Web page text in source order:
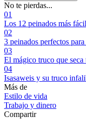
No te pierdas...
01
Los 12 peinados más
02
3 peinados perfectos
03
El mágico truco que seca
04
Isasaweis y su truco
Más de
Estilo de vida
Trabajo y dinero
Compartir